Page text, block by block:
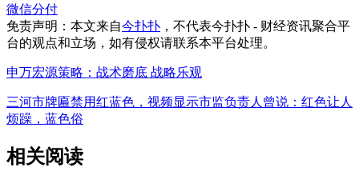
微信分付
免责声明：本文来自今扑扑 ，不代表今扑扑 - 财经资讯聚合平
台的观点和立场，如有侵权请联系本平台处理。
申万宏源策略：战术磨底 战略乐观
三河市牌匾禁用红蓝色，视频显示市监负责人曾说：红色让人
烦躁，蓝色俗
相关阅读